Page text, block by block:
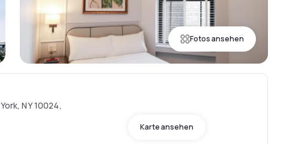
Fotos ansehen
NY 10024,
Karte ansehen